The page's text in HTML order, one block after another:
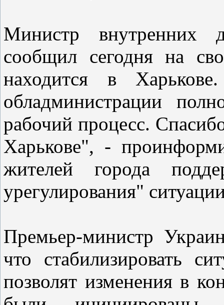
Министр внутренних
сообщил сегодня на
находится в
обладминистрации
рабочий процесс.
Харькове", -
жителей города
урегулирования"
Премьер-министр
что стабилизировать
позволят изменения в